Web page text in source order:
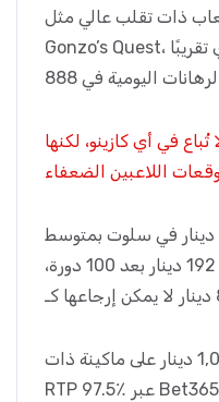
ذات تقلب عالي مثل
Gonzo’s Quest، يظل حجم الجاكبوت يساوي تقريبًا
في أي كازينو، لكنها
اللاعبين الضعفاء
حساب بسيط: إذا وضعت 200 دينار في سلوت بمتوسط
ردة فعل 96٪، ستحصل على 192 دينار بعد 100 دورة،
تجربة أخرى: لاعب آخر دخل 1,000 دينار على ماكينة ذات
RTP 97.5٪ عبر Bet365، وانتهى بخسارة 25 دينار بعد